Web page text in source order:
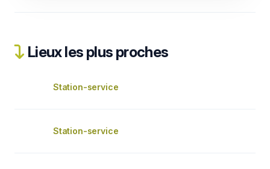
Lieux les plus proches
Station-service
Station-service